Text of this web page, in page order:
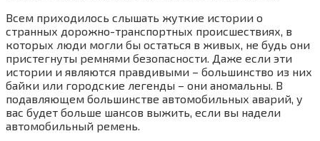
Всем приходилось слышать жуткие истории о
странных дорожно-транспортных происшествиях, в
которых люди могли бы остаться в живых, не будь они
пристегнуты ремнями безопасности. Даже если эти
истории и являются правдивыми – большинство из них
байки или городские легенды – они аномальны. В
подавляющем большинстве автомобильных аварий, у
вас будет больше шансов выжить, если вы надели
автомобильный ремень.